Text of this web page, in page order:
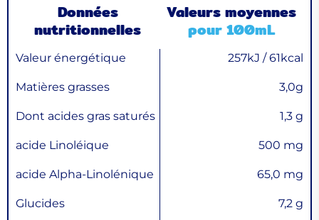
Données
nutritionnelles
Valeurs moyennes
pour 100mL
Valeur énergétique 257kJ / 61kcal
Matières grasses 3,0g
Dont acides gras saturés 1,3 g
acide Linoléique 500 mg
acide Alpha-Linolénique 65,0 mg
Glucides 7,2 g